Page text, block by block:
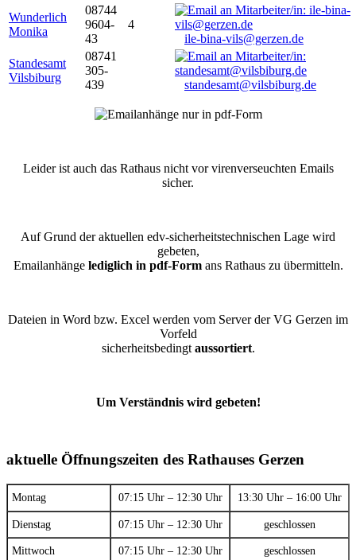
Wunderlich
Monika
08744
9604-
43
4
ile-bina-vils@gerzen.de
Standesamt
Vilsbiburg
08741
305-
439
standesamt@vilsbiburg.de
Leider ist auch das Rathaus nicht vor virenverseuchten Emails
sicher.
Auf Grund der aktuellen edv-sicherheitstechnischen Lage wird
gebeten,
Emailanhänge lediglich in pdf-Formans Rathaus zu übermitteln.
Dateien in Word bzw. Excel werden vom Server der VG Gerzen im
Vorfeld
sicherheitsbedingt aussortiert.
Um Verständnis wird gebeten!
aktuelle Öffnungszeiten des Rathauses Gerzen
Montag 07:15 Uhr – 12:30 Uhr 13:30 Uhr – 16:00 Uhr
Dienstag 07:15 Uhr – 12:30 Uhr geschlossen
Mittwoch 07:15 Uhr – 12:30 Uhr geschlossen